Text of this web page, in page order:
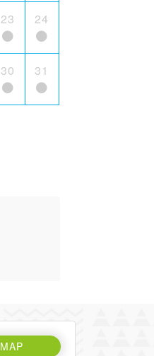
23 24
30 31
MAP